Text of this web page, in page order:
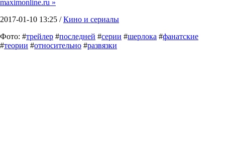
maximonline.ru »
2017-01-10 13:25 /Кино и сериалы
Фото: #трейлер #последней #серии #шерлока #фанатские
#теории #относительно #развязки